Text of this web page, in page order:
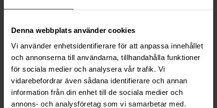
Denna webbplats använder cookies
Vi använder enhetsidentifierare för att anpassa innehållet
och annonserna till användarna, tillhandahålla funktioner
för sociala medier och analysera vår trafik. Vi
vidarebefordrar även sådana identifierare och annan
information från din enhet till de sociala medier och
annons- och analysföretag som vi samarbetar med.
August
Pris
560 kr
Mockberg
Pris
2 399 kr
2 399 kr